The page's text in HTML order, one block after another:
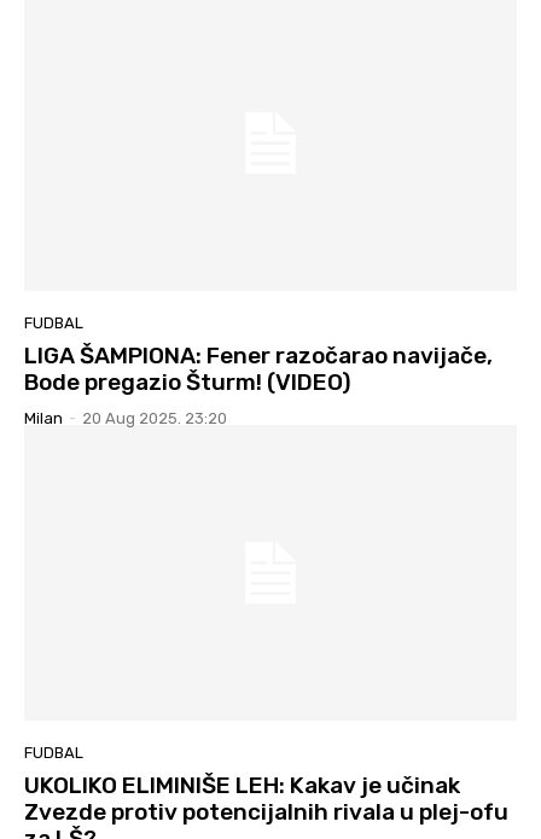
FUDBAL
LIGA ŠAMPIONA: Fener razočarao navijače,
Bode pregazio Šturm! (VIDEO)
Milan - 20 Aug 2025. 23:20
FUDBAL
UKOLIKO ELIMINIŠE LEH: Kakav je učinak
Zvezde protiv potencijalnih rivala u plej-ofu